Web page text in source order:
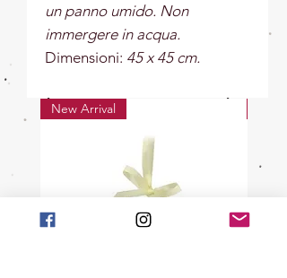
un panno umido. Non
immergere in acqua.
Dimensioni: 45 x 45 cm.
New Arrival